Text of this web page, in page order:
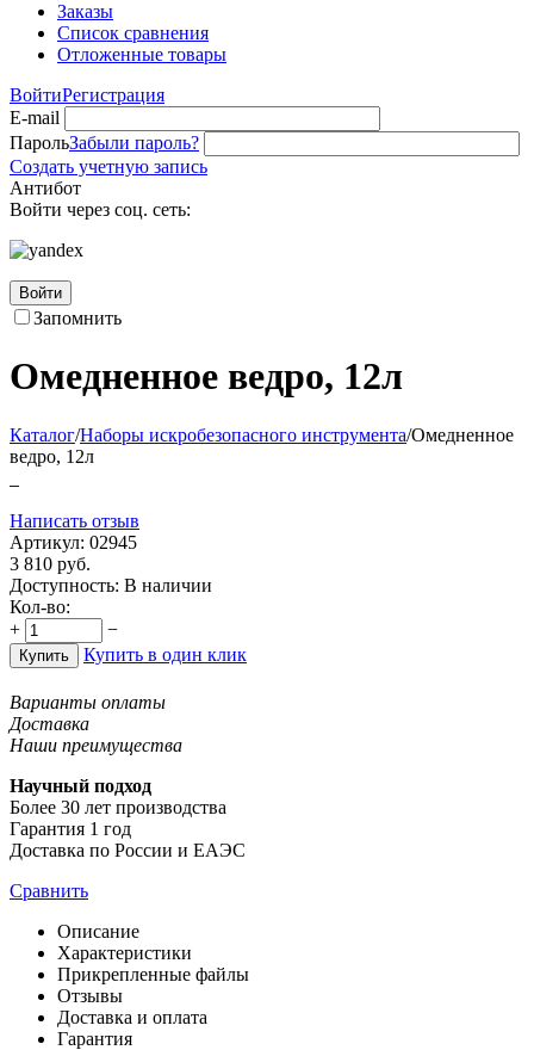
Заказы
Список сравнения
Отложенные товары
ВойтиРегистрация
E-mail
ПарольЗабыли пароль?
Создать учетную запись
Антибот
Войти через соц. сеть:
Войти
Запомнить
Омедненное ведро, 12л
Каталог/Наборы искробезопасного инструмента/Омедненное
ведро, 12л
Написать отзыв
Артикул: 02945
3 810 руб.
Доступность: В наличии
Кол-во:
+
−
Купить Купить в один клик
Варианты оплаты
Доставка
Наши преимущества
Научный подход
Более 30 лет производства
Гарантия 1 год
Доставка по России и ЕАЭС
Сравнить
Описание
Характеристики
Прикрепленные файлы
Отзывы
Доставка и оплата
Гарантия